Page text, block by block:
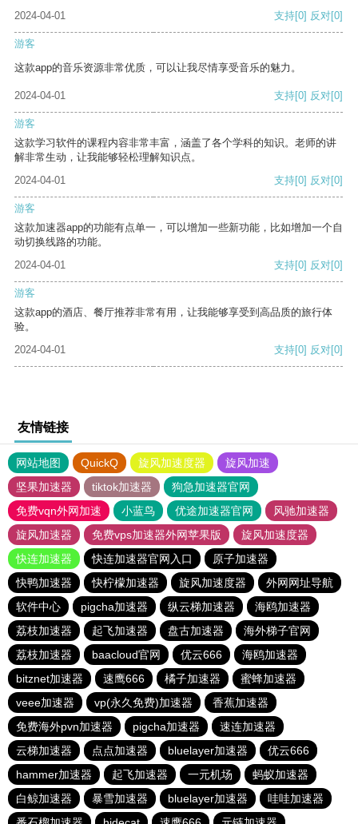
2024-04-01
支持[0] 反对[0]
游客
这款app的音乐资源非常优质，可以让我尽情享受音乐的魅力。
2024-04-01 支持[0] 反对[0]
游客
这款学习软件的课程内容非常丰富，涵盖了各个学科的知识。老师的讲
解非常生动，让我能够轻松理解知识点。
2024-04-01
支持[0] 反对[0]
游客
这款加速器app的功能有点单一，可以增加一些新功能，比如增加一个自
动切换线路的功能。
2024-04-01
支持[0] 反对[0]
游客
这款app的酒店、餐厅推荐非常有用，让我能够享受到高品质的旅行体
验。
2024-04-01
支持[0] 反对[0]
友情链接
网站地图 QuickQ 旋风加速度器
旋风加速
坚果加速器
tiktok加速器
狗急加速器官网
免费vqn外网加速
小蓝鸟 优途加速器官网
风驰加速器
旋风加速器
免费vps加速器外网苹果版
旋风加速度器
快连加速器
快连加速器官网入口
原子加速器
快鸭加速器
快柠檬加速器 旋风加速度器
外网网址导航
软件中心
pigcha加速器 纵云梯加速器
海鸥加速器
荔枝加速器
起飞加速器 盘古加速器
海外梯子官网
荔枝加速器
baacloud官网 优云666
海鸥加速器
bitznet加速器
速鹰666 橘子加速器
蜜蜂加速器
veee加速器
vp(永久免费)加速器
香蕉加速器
免费海外pvn加速器
pigcha加速器
速连加速器
云梯加速器
点点加速器 bluelayer加速器
优云666
hammer加速器
起飞加速器 一元机场
蚂蚁加速器
白鲸加速器
暴雪加速器 bluelayer加速器
哇哇加速器